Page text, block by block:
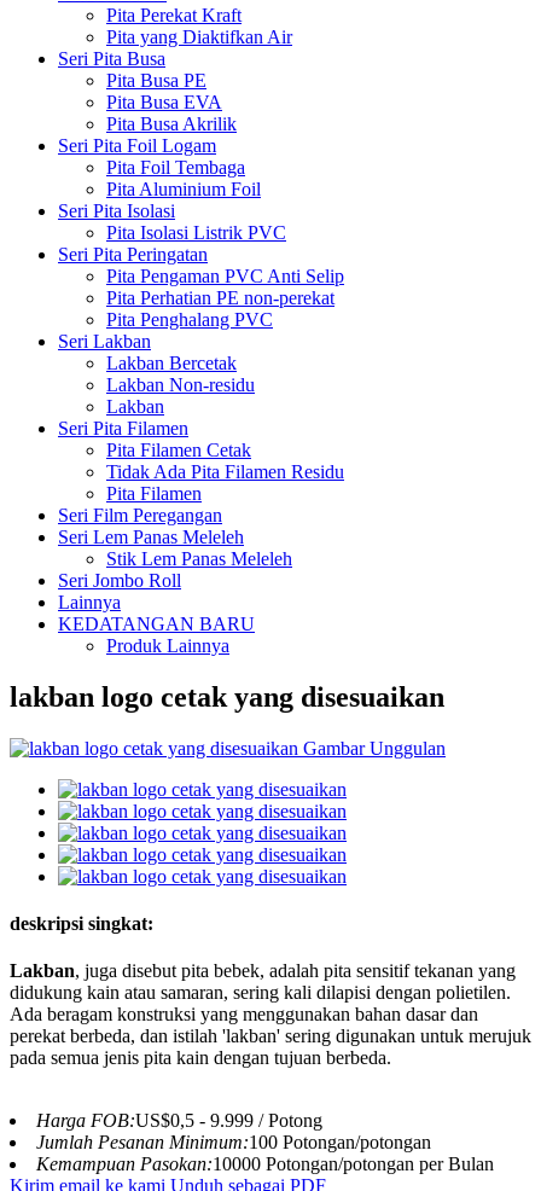
Pita Perekat Kraft
Pita yang Diaktifkan Air
Seri Pita Busa
Pita Busa PE
Pita Busa EVA
Pita Busa Akrilik
Seri Pita Foil Logam
Pita Foil Tembaga
Pita Aluminium Foil
Seri Pita Isolasi
Pita Isolasi Listrik PVC
Seri Pita Peringatan
Pita Pengaman PVC Anti Selip
Pita Perhatian PE non-perekat
Pita Penghalang PVC
Seri Lakban
Lakban Bercetak
Lakban Non-residu
Lakban
Seri Pita Filamen
Pita Filamen Cetak
Tidak Ada Pita Filamen Residu
Pita Filamen
Seri Film Peregangan
Seri Lem Panas Meleleh
Stik Lem Panas Meleleh
Seri Jombo Roll
Lainnya
KEDATANGAN BARU
Produk Lainnya
lakban logo cetak yang disesuaikan
deskripsi singkat:
Lakban, juga disebut pita bebek, adalah pita sensitif tekanan yang
didukung kain atau samaran, sering kali dilapisi dengan polietilen.
Ada beragam konstruksi yang menggunakan bahan dasar dan
perekat berbeda, dan istilah 'lakban' sering digunakan untuk merujuk
pada semua jenis pita kain dengan tujuan berbeda.
Harga FOB:US$0,5 - 9.999 / Potong
Jumlah Pesanan Minimum:100 Potongan/potongan
Kemampuan Pasokan:10000 Potongan/potongan per Bulan
Kirim email ke kami Unduh sebagai PDF